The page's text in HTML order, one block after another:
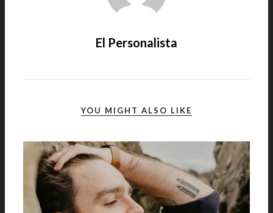
El Personalista
YOU MIGHT ALSO LIKE